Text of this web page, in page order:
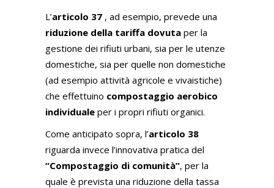
L’articolo 37 , ad esempio, prevede una
riduzione della tariffa dovuta per la
gestione dei rifiuti urbani, sia per le utenze
domestiche, sia per quelle non domestiche
(ad esempio attività agricole e vivaistiche)
che effettuino compostaggio aerobico
individuale per i propri rifiuti organici.
Come anticipato sopra, l’articolo 38
riguarda invece l’innovativa pratica del
“Compostaggio di comunità”, per la
quale è prevista una riduzione della tassa